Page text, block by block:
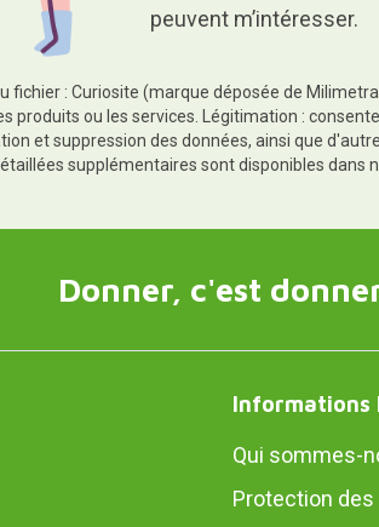
peuvent m’intéresser.
fichier : Curiosite (marque déposée de
produits ou les services. Légitimation :
et suppression des données, ainsi que
supplémentaires sont disponibles dans
Donner, c'est
Informations
Qui sommes-
Protection